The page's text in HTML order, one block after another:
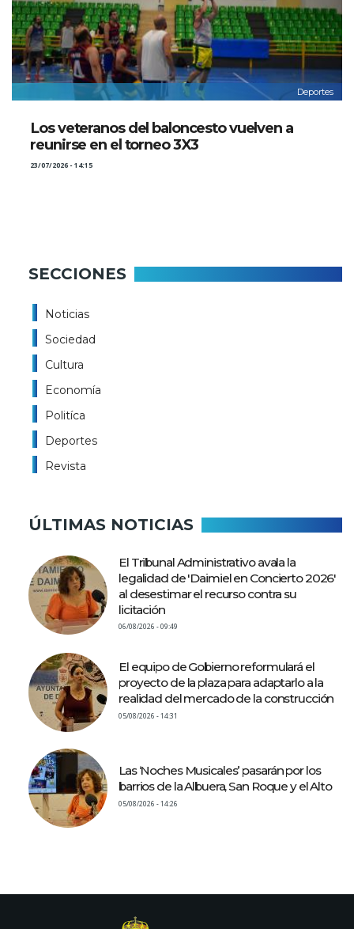
Deportes
Los veteranos del baloncesto vuelven a
reunirse en el torneo 3X3
23/07/2026 - 14:15
SECCIONES
Noticias
Sociedad
Cultura
Economía
Politíca
Deportes
Revista
ÚLTIMAS NOTICIAS
El Tribunal Administrativo avala la
legalidad de 'Daimiel en Concierto 2026'
al desestimar el recurso contra su
licitación
06/08/2026 - 09:49
El equipo de Gobierno reformulará el
proyecto de la plaza para adaptarlo a la
realidad del mercado de la construcción
05/08/2026 - 14:31
Las ‘Noches Musicales’ pasarán por los
barrios de la Albuera, San Roque y el Alto
05/08/2026 - 14:26